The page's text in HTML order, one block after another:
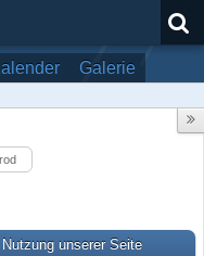
Galerie
unserer Seite